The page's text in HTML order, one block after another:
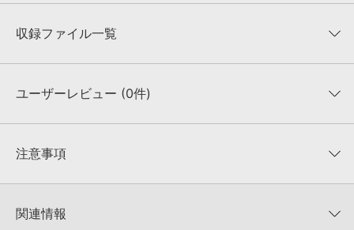
収録ファイル一覧
収録ファイル一覧
ユーザーレビュー (0件)
★★★★★
★5
★4
注意事項
KONTAKTフォーマットは、
でお使いいただけます。無償版のKONTAKT PLAYERではお使いい
関連情報